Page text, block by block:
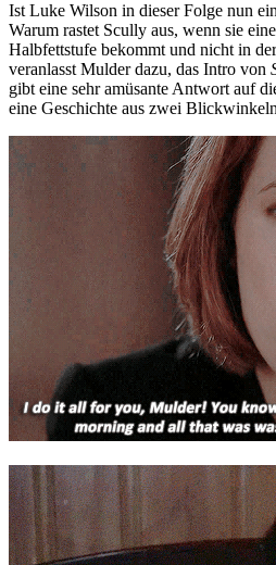
Ist Luke Wilson in dieser Folge nun
Warum rastet Scully aus, wenn sie
Halbfettstufe bekommt und nicht in
veranlasst Mulder dazu, das Intro von
gibt eine sehr amüsante Antwort auf
eine Geschichte aus zwei